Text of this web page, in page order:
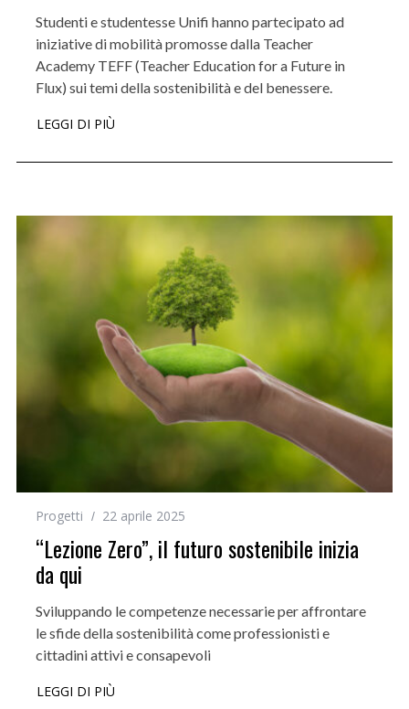
Studenti e studentesse Unifi hanno partecipato ad
iniziative di mobilità promosse dalla Teacher
Academy TEFF (Teacher Education for a Future in
Flux) sui temi della sostenibilità e del benessere.
LEGGI DI PIÙ
Progetti 22 aprile 2025
“Lezione Zero”, il futuro sostenibile inizia
da qui
Sviluppando le competenze necessarie per affrontare
le sfide della sostenibilità come professionisti e
cittadini attivi e consapevoli
LEGGI DI PIÙ